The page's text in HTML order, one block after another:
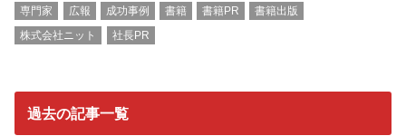
専門家
広報 成功事例 書籍 書籍PR
書籍出版
株式会社ニット
社長PR
過去の記事一覧